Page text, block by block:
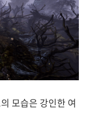
모습은 강인한 여